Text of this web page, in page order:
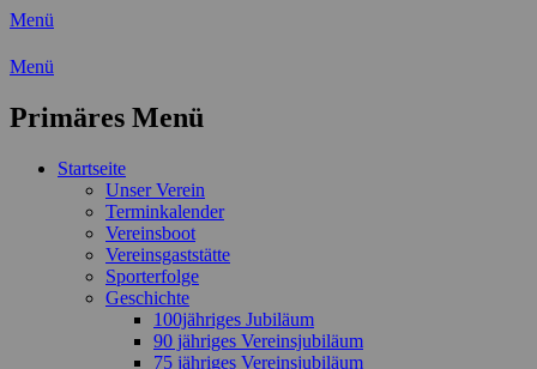
Menü
Wassersport-Verein 1921 e.V.
Freizeit mit der ganzen Familie
Menü
Primäres Menü
Zum
Startseite
Unser Verein
Terminkalender
Vereinsboot
Vereinsgaststätte
Sporterfolge
Geschichte
100jähriges Jubiläum
90 jähriges Vereinsjubiläum
75 jähriges Vereinsjubiläum